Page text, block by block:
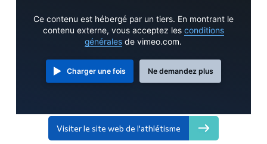
Ce contenu est hébergé par un tiers. En montrant le
contenu externe, vous acceptez les conditions
générales de vimeo.com.
Charger une fois Ne demandez plus
Visiter le site web de l'athlétisme